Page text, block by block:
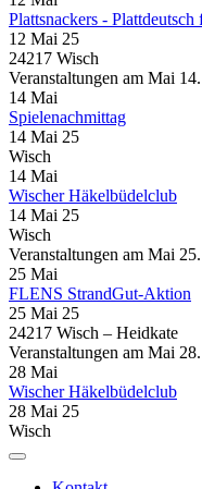
Plattsnackers -
12 Mai 25
24217 Wisch
Veranstaltungen am Mai
14 Mai
Spielenachmittag
14 Mai 25
Wisch
14 Mai
Wischer Häkelbüdelclub
14 Mai 25
Wisch
Veranstaltungen am Mai
25 Mai
FLENS StrandGut-Aktion
25 Mai 25
24217 Wisch – Heidkate
Veranstaltungen am Mai
28 Mai
Wischer Häkelbüdelclub
28 Mai 25
Wisch